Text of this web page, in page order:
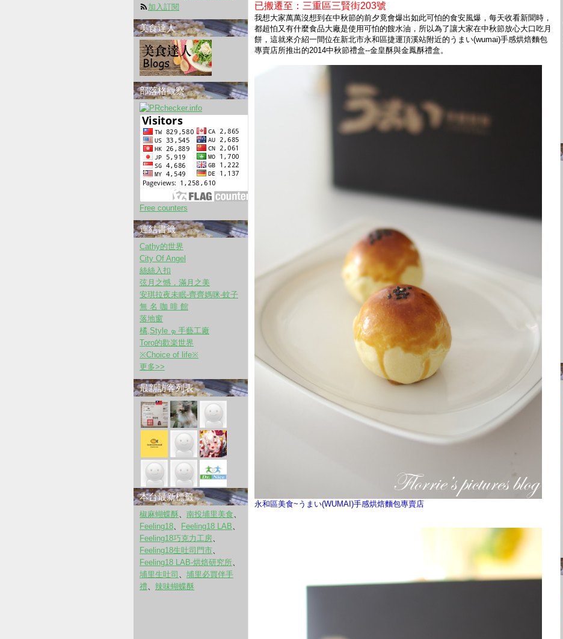
已搬遷至：三重區三賢街203號
我想大家萬萬沒想到在中秋節的前夕竟會爆出如此可怕的食安風爆，每天收看新聞時，
都超怕又有什麼食品大廠是使用可怕的餿水油，所以為了讓大家在中秋節放心大口吃月
餅，這就來介紹一間位在新北市永和區捷運頂溪站附近的うまい(wumai)手感烘焙麵包
專賣店所推出的2014中秋節禮盒--金皇酥與金鳳酥禮盒。
永和區美食~うまい(WUMAI)手感烘焙麵包專賣店
加入訂閱
美食達人
部落格觀察
Free counters
連結書籤
Cathy的世界
City Of Angel
絲絲入扣
弦月之憾，滿月之美
安琪拉夜未眠-齊齊媽咪-蚊子
無 名 咖 啡 館
落地窗
橘,Style ܤ 手藝工廠
Toro的歡楽世界
※Choice of life※
更多>>
最新訪客列表
本台最新標籤
椒麻蝴蝶酥、 南投埔里美食、
Feeling18、 Feeling18 LAB、
Feeling18巧克力工房、
Feeling18生吐司門市、
Feeling18 LAB-烘焙研究所、
埔里生吐司 、 埔里必買伴手
禮、 辣味蝴蝶酥